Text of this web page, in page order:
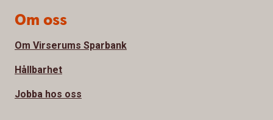
Om oss
Om Virserums Sparbank
Hållbarhet
Jobba hos oss